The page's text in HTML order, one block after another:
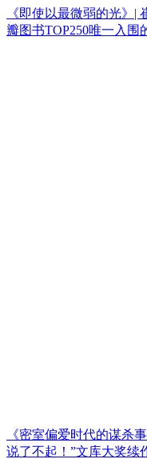
《即使以最微弱的光》|
瓣图书TOP250唯一入围
《密室偏爱时代的谋杀
说了不起！”文库大奖续